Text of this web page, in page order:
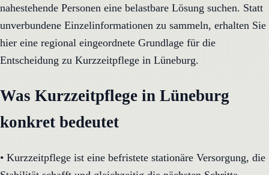
nahestehende Personen eine belastbare Lösung suchen. Statt
unverbundene Einzelinformationen zu sammeln, erhalten Sie
hier eine regional eingeordnete Grundlage für die
Entscheidung zu Kurzzeitpflege in Lüneburg.
Was Kurzzeitpflege in Lüneburg
konkret bedeutet
• Kurzzeitpflege ist eine befristete stationäre Versorgung, die